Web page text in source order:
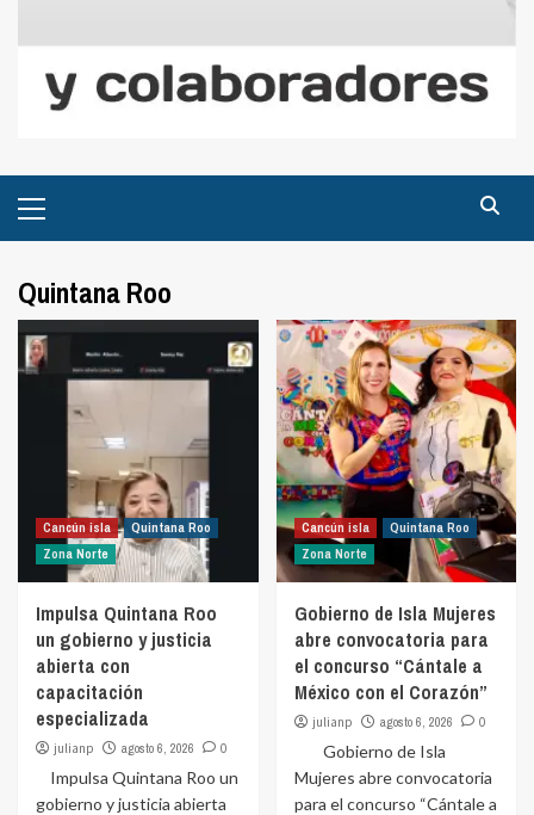
principal
Quintana Roo
Cancún isla
Quintana Roo
Zona Norte
Impulsa Quintana Roo
un gobierno y justicia
abierta con
capacitación
especializada
julianp agosto 6, 2026 0
Impulsa Quintana Roo un
gobierno y justicia abierta
Cancún isla
Quintana Roo
Zona Norte
Gobierno de Isla Mujeres
abre convocatoria para
el concurso “Cántale a
México con el Corazón”
julianp agosto 6, 2026 0
Gobierno de Isla
Mujeres abre convocatoria
para el concurso “Cántale a